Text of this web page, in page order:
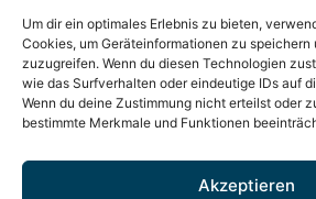
Um dir ein optimales Erlebnis zu bieten,
Cookies, um Geräteinformationen zu speichern
zuzugreifen. Wenn du diesen Technologien
wie das Surfverhalten oder eindeutige IDs auf
Wenn du deine Zustimmung nicht erteilst oder
bestimmte Merkmale und Funktionen
Akzeptieren
Zum Job